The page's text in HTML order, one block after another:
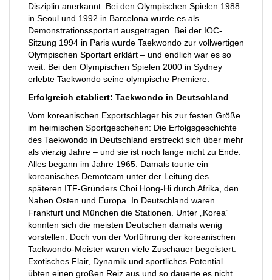
Disziplin anerkannt. Bei den Olympischen Spielen 1988
in Seoul und 1992 in Barcelona wurde es als
Demonstrationssportart ausgetragen. Bei der IOC-
Sitzung 1994 in Paris wurde Taekwondo zur vollwertigen
Olympischen Sportart erklärt – und endlich war es so
weit: Bei den Olympischen Spielen 2000 in Sydney
erlebte Taekwondo seine olympische Premiere.
Erfolgreich etabliert: Taekwondo in Deutschland
Vom koreanischen Exportschlager bis zur festen Größe
im heimischen Sportgeschehen: Die Erfolgsgeschichte
des Taekwondo in Deutschland erstreckt sich über mehr
als vierzig Jahre – und sie ist noch lange nicht zu Ende.
Alles begann im Jahre 1965. Damals tourte ein
koreanisches Demoteam unter der Leitung des
späteren ITF-Gründers Choi Hong-Hi durch Afrika, den
Nahen Osten und Europa. In Deutschland waren
Frankfurt und München die Stationen. Unter „Korea“
konnten sich die meisten Deutschen damals wenig
vorstellen. Doch von der Vorführung der koreanischen
Taekwondo-Meister waren viele Zuschauer begeistert.
Exotisches Flair, Dynamik und sportliches Potential
übten einen großen Reiz aus und so dauerte es nicht